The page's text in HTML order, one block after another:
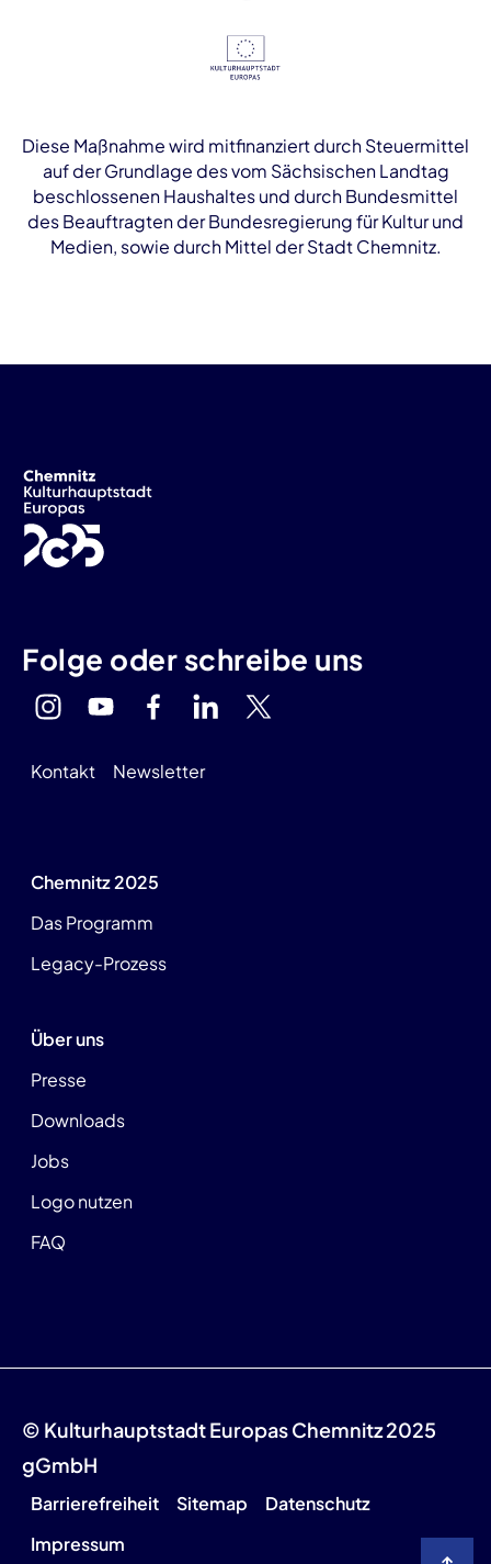
Diese Maßnahme wird mitfinanziert durch Steuermittel
auf der Grundlage des vom Sächsischen Landtag
beschlossenen Haushaltes und durch Bundesmittel
des Beauftragten der Bundesregierung für Kultur und
Medien, sowie durch Mittel der Stadt Chemnitz.
Folge oder schreibe uns
Kontakt Newsletter
Chemnitz 2025
Das Programm
Legacy-Prozess
Über uns
Presse
Downloads
Jobs
Logo nutzen
FAQ
© Kulturhauptstadt Europas Chemnitz 2025
gGmbH
Barrierefreiheit Sitemap
Datenschutz
Impressum